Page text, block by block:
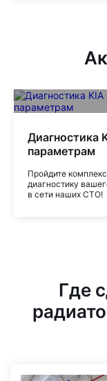
Диагностика
параметрам
Пройдите
диагностику
в сети наших СТО!
Где